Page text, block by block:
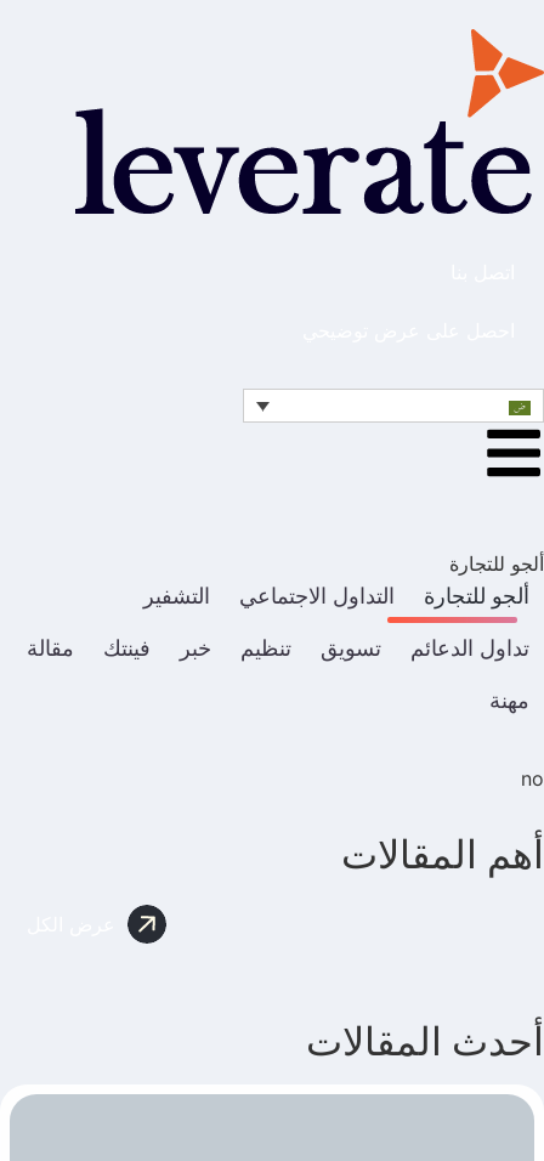
ألجو للتجارة
ألجو للتجارة التداول الاجتماعي التشفير
تداول الدعائم تسويق تنظيم خبر فينتك مقالة
مهنة
no
أهم المقالات
أحدث المقالات